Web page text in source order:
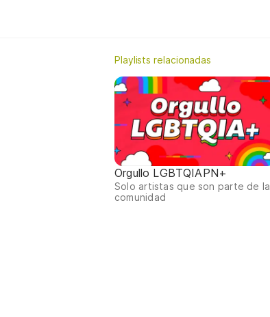
Playlists relacionadas
Orgullo LGBTQIAPN+
Solo artistas que son parte de la
comunidad